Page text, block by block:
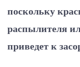
поскольку
распылителя
приведет к